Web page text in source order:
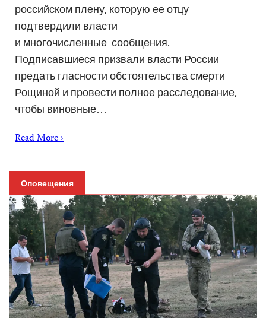
российском плену, которую ее отцу
подтвердили власти
и многочисленные сообщения.
Подписавшиеся призвали власти России
предать гласности обстоятельства смерти
Рощиной и провести полное расследование,
чтобы виновные…
Read More ›
Оповещения